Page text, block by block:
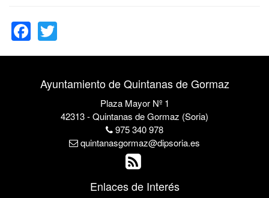
Facebook
Ayuntamiento de Quintanas de Gormaz
Plaza Mayor Nº 1
42313 - Quintanas de Gormaz (Soria)
975 340 978
quintanasgormaz@dipsoria.es
Enlaces de Interés